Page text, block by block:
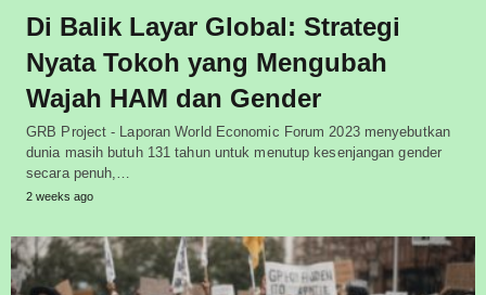
Di Balik Layar Global: Strategi
Nyata Tokoh yang Mengubah
Wajah HAM dan Gender
GRB Project - Laporan World Economic Forum 2023 menyebutkan
dunia masih butuh 131 tahun untuk menutup kesenjangan gender
secara penuh,…
2 weeks ago